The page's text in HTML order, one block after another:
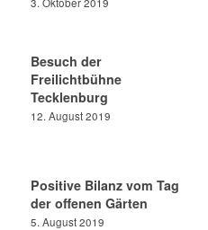
Besuch der
Freilichtbühne
Tecklenburg
12. August 2019
Positive Bilanz vom Tag
der offenen Gärten
5. August 2019